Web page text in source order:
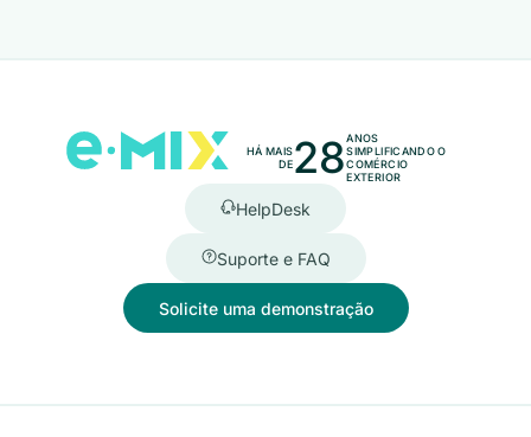
HÁ MAIS
DE28ANOS
SIMPLIFICANDO O
COMÉRCIO
EXTERIOR
HelpDesk
Suporte e FAQ
Solicite uma demonstração